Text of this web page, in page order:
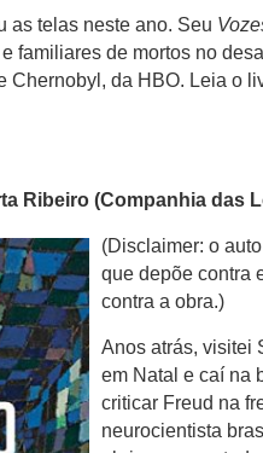
as telas neste ano. Seu
familiares de mortos no
Chernobyl, da HBO. Leia o
Ribeiro (Companhia das
(Disclaimer: o
que depõe contra
contra a obra.)
Anos atrás, visitei
em Natal e caí na
criticar Freud na
neurocientista